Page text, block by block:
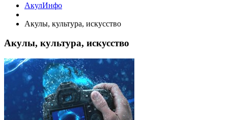
АкулИнфо
Акулы, культура, искусство
Акулы, культура, искусство